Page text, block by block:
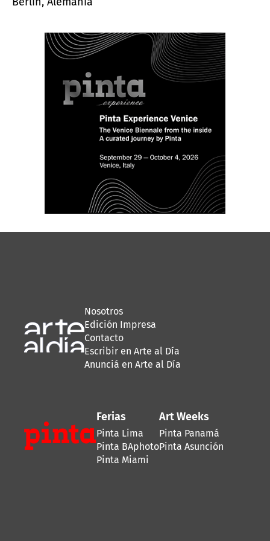
Nosotros
Edición Impresa
Contacto
Escribir en Arte al Día
Anunciá en Arte al Día
Ferias
Pinta Lima
Pinta BAphoto
Pinta Miami
Art Weeks
Pinta Panamá
Pinta Asunción